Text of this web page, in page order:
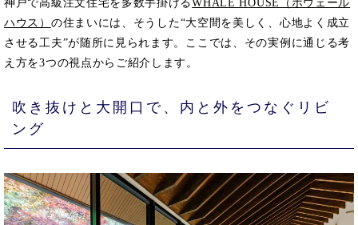
神戸で高級注文住宅を多数手掛けるWHALE HOUSE（ホウェール
ハウス） の住まいには、そうした“大空間を美しく、心地よく成立
させる工夫”が随所に見られます。ここでは、その実例に通じる考
え方を3つの視点からご紹介します。
吹き抜けと大開口で、内と外をつなぐリビ
ング